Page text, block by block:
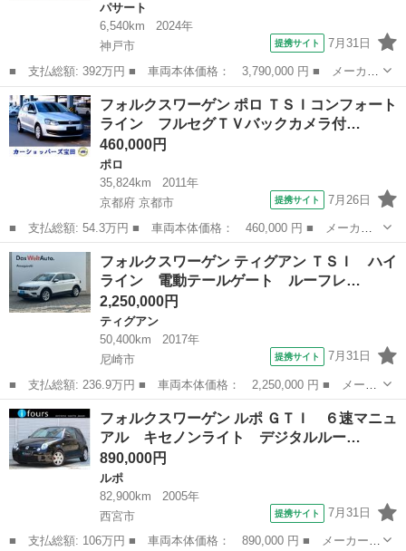
パサート
6,540km
2024年
神戸市
提携サイト 7月31日
■ 支払総額: 392万円 ■ 車両本体価格： 3,790,000 円 ■ メーカー
名： フォルクスワーゲン ■ 車種名： パサートヴァリアント ■
グレード名： ＴＤＩエレガンスアドバンス 新車保証継承付 黒革
シート（Ｈ...
兵庫 神戸市 パサート
フォルクスワーゲン ポロ ＴＳＩコンフォート
ライン フルセグＴＶバックカメラ付…
460,000円
ポロ
35,824km
2011年
京都府 京都市
提携サイト 7月26日
■ 支払総額: 54.3万円 ■ 車両本体価格： 460,000 円 ■ メーカー
名： フォルクスワーゲン ■ 車種名： ポロ ■ グレード名： Ｔ
ＳＩコンフォートライン フルセグＴＶバックカメラ付ナビ Ｂｌｕ
ｅｔｏｏｔｈ...
京都 京都市
フォルクスワーゲン ティグアン ＴＳＩ ハイ
ライン 電動テールゲート ルーフレ…
2,250,000円
ティグアン
50,400km
2017年
尼崎市
提携サイト 7月31日
■ 支払総額: 236.9万円 ■ 車両本体価格： 2,250,000 円 ■ メーカ
ー名： フォルクスワーゲン ■ 車種名： ティグアン ■ グレード
名： ＴＳＩ ハイライン 電動テールゲート ルーフレール レー
ンキープ...
兵庫 尼崎市 ティグアン
フォルクスワーゲン ルポ ＧＴＩ ６速マニュ
アル キセノンライト デジタルルー…
890,000円
ルポ
82,900km
2005年
西宮市
提携サイト 7月31日
■ 支払総額: 106万円 ■ 車両本体価格： 890,000 円 ■ メーカー